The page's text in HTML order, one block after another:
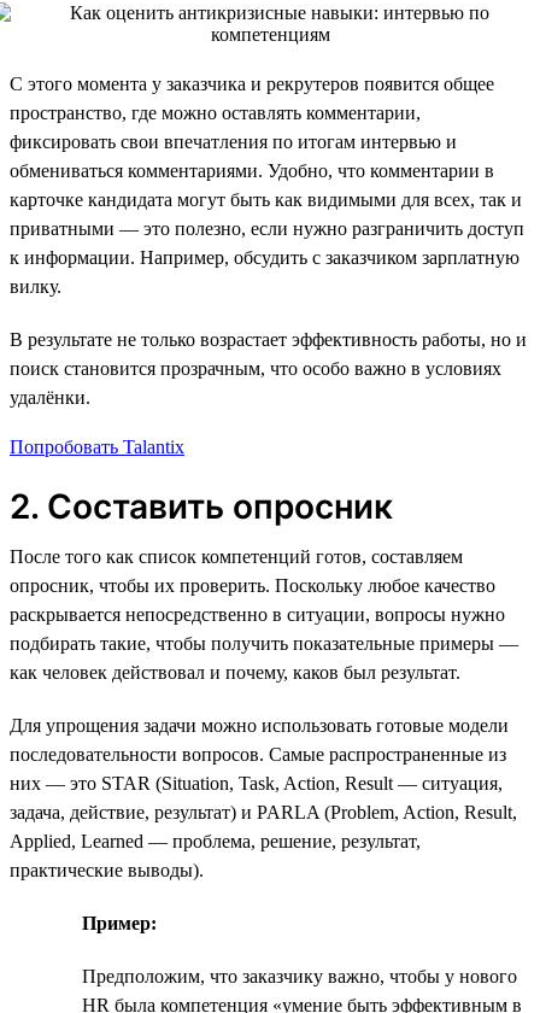
С этого момента у заказчика и рекрутеров появится общее
пространство, где можно оставлять комментарии,
фиксировать свои впечатления по итогам интервью и
обмениваться комментариями. Удобно, что комментарии в
карточке кандидата могут быть как видимыми для всех, так и
приватными — это полезно, если нужно разграничить доступ
к информации. Например, обсудить с заказчиком зарплатную
вилку.
В результате не только возрастает эффективность работы, но и
поиск становится прозрачным, что особо важно в условиях
удалёнки.
Попробовать Talantix
2. Составить опросник
После того как список компетенций готов, составляем
опросник, чтобы их проверить. Поскольку любое качество
раскрывается непосредственно в ситуации, вопросы нужно
подбирать такие, чтобы получить показательные примеры —
как человек действовал и почему, каков был результат.
Для упрощения задачи можно использовать готовые модели
последовательности вопросов. Самые распространенные из
них — это STAR (Situation, Task, Action, Result — cитуация,
задача, действие, результат) и PARLA (Problem, Action, Result,
Applied, Learned — проблема, решение, результат,
практические выводы).
Пример:
Предположим, что заказчику важно, чтобы у нового
HR была компетенция «умение быть эффективным в